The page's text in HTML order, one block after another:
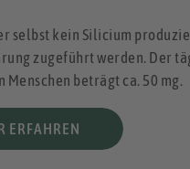
selbst kein Silicium
zugeführt werden. Der
Menschen beträgt ca. 50 mg.
ERFAHREN